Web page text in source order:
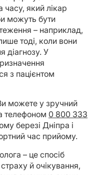
який лікар
можуть бути
– наприклад,
тоді, коли вони
діагнозу. У
з пацієнтом
можете у зручний
телефоном 0 800 333
березі Дніпра і
час прийому.
– це спосіб
й очікування,